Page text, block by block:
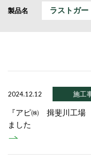
製品名
2024.12.12 施工
『アピ㈱ 揖斐川工場
ました